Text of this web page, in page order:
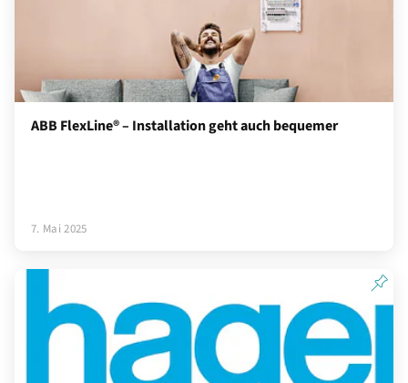
ABB FlexLine® – Installation geht auch bequemer
7. Mai 2025